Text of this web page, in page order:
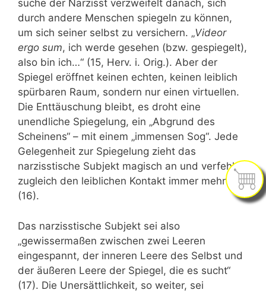
suche der Narzisst verzweifelt danach, sich
durch andere Menschen spiegeln zu können,
um sich seiner selbst zu versichern. „Videor
ergo sum, ich werde gesehen (bzw. gespiegelt),
also bin ich…“ (15, Herv. i. Orig.). Aber der
Spiegel eröffnet keinen echten, keinen leiblich
spürbaren Raum, sondern nur einen virtuellen.
Die Enttäuschung bleibt, es droht eine
unendliche Spiegelung, ein „Abgrund des
Scheinens“ – mit einem „immensen Sog“. Jede
Gelegenheit zur Spiegelung zieht das
narzisstische Subjekt magisch an und verfehlt
zugleich den leiblichen Kontakt immer mehr
(16).
Das narzisstische Subjekt sei also
„gewissermaßen zwischen zwei Leeren
eingespannt, der inneren Leere des Selbst und
der äußeren Leere der Spiegel, die es sucht“
(17). Die Unersättlichkeit, so weiter, sei